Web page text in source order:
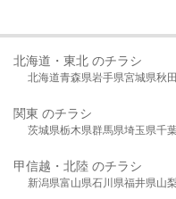
北海道・東北 のチラシ
北海道青森県岩手県宮城県秋
関東 のチラシ
茨城県栃木県群馬県埼玉県千
甲信越・北陸 のチラシ
新潟県富山県石川県福井県山